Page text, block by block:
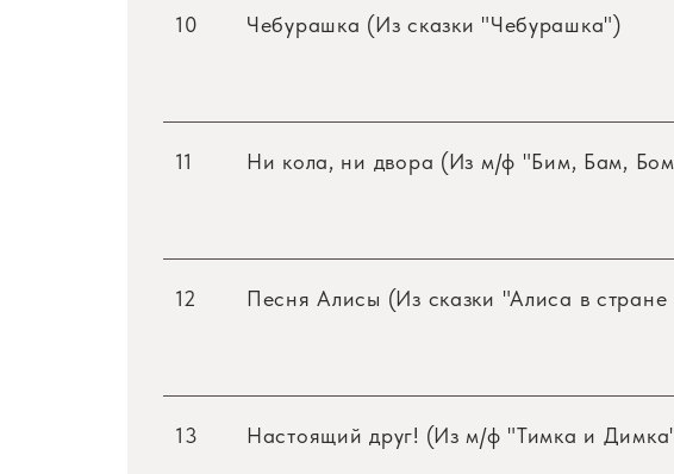
10 Чебурашка (Из сказки "Чебурашка")
11 Ни кола, ни двора (Из м/ф "Бим, Бам,
12 Песня Алисы (Из сказки "Алиса в стране
13 Настоящий друг! (Из м/ф "Тимка и